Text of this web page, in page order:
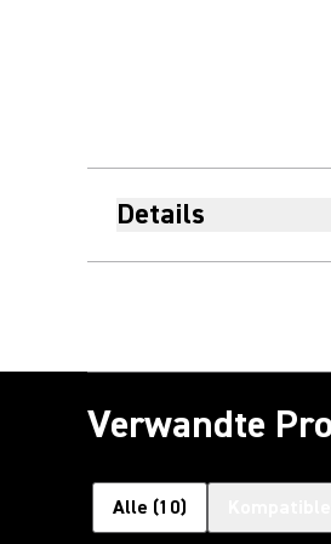
Details
Verwandte
Alle (10)